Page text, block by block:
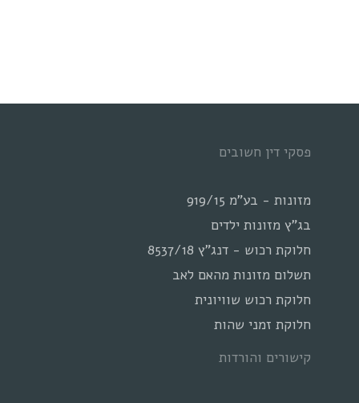
פסקי דין חשובים
מזונות - בע"מ 919/15
בג"ץ מזונות ילדים
חלוקת רכוש - דנג"ץ 8537/18
תשלום מזונות מהאם לאב
חלוקת רכוש שוויונית
חלוקת זמני שהות
קישורים והורדות